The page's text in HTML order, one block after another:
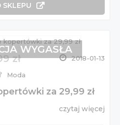
SKLEPU
zł 2018-01-13
Moda
za 29,99 zł
czytaj więcej
WYGASŁA